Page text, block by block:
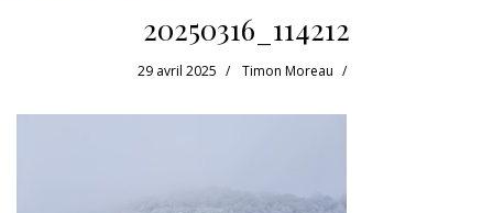
20250316_114212
29 avril 2025 Timon Moreau